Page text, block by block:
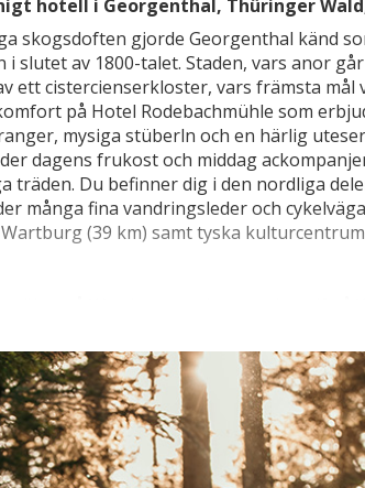
hotell i Georgenthal, Thüringer
skogsdoften gjorde Georgenthal känd
slutet av 1800-talet. Staden, vars anor
ett cistercienserkloster, vars främsta mål
på Hotel Rodebachmühle som
mysiga stüberln och en härlig
dagens frukost och middag
träden. Du befinner dig i den nordliga
många fina vandringsleder och
(39 km) samt tyska
utsikten över Thüringens berg och
du inte gå en runda på 18 hål kan du
god golfupplevelse. Beroende på
annat på det fina friluftsbadet i
av sköna stunder under Thüringens sol
minuters bilresa till badlandet Tabbs i
bastulandskap, bistro samt